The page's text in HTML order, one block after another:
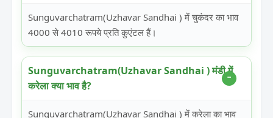
Sunguvarchatram(Uzhavar Sandhai ) में चुकंदर का भाव
4000 से 4010 रूपये प्रति कुएंटल हैं।
Sunguvarchatram(Uzhavar Sandhai ) मंडी में
करेला क्या भाव है?
Sunguvarchatram(Uzhavar Sandhai ) में करेला का भाव